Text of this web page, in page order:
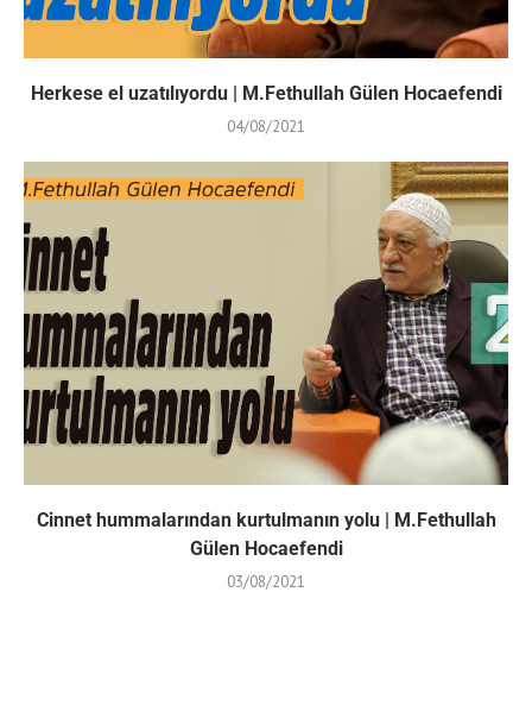
Herkese el uzatılıyordu | M.Fethullah Gülen Hocaefendi
04/08/2021
Cinnet hummalarından kurtulmanın yolu | M.Fethullah
Gülen Hocaefendi
03/08/2021